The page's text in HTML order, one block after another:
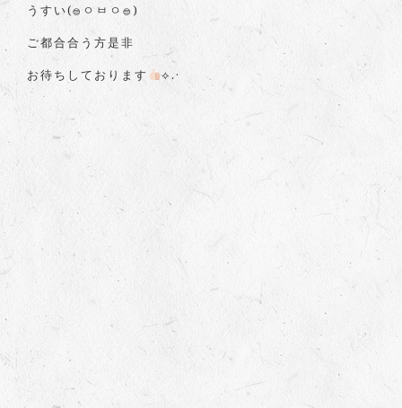
うすい(𓐍ㅇㅂㅇ𓐍)
ご都合合う方是非
お待ちしております
⟡.·